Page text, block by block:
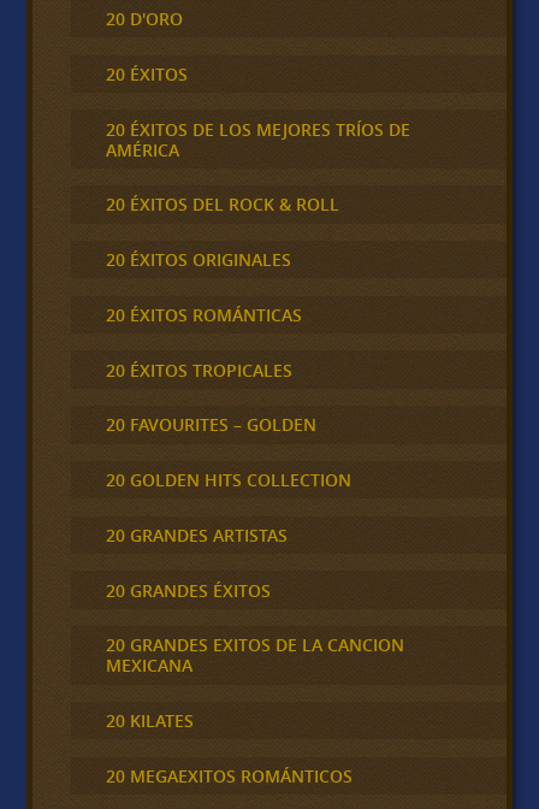
20 D'ORO
20 ÉXITOS
20 ÉXITOS DE LOS MEJORES TRÍOS DE
AMÉRICA
20 ÉXITOS DEL ROCK & ROLL
20 ÉXITOS ORIGINALES
20 ÉXITOS ROMÁNTICAS
20 ÉXITOS TROPICALES
20 FAVOURITES – GOLDEN
20 GOLDEN HITS COLLECTION
20 GRANDES ARTISTAS
20 GRANDES ÉXITOS
20 GRANDES EXITOS DE LA CANCION
MEXICANA
20 KILATES
20 MEGAEXITOS ROMÁNTICOS